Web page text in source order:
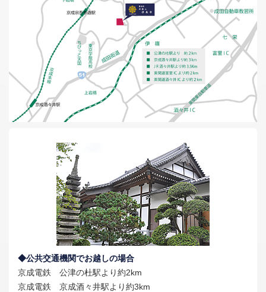
◆公共交通機関でお越しの場合
京成電鉄 公津の杜駅より約2km
京成電鉄 京成酒々井駅より約3km